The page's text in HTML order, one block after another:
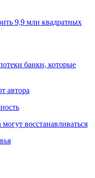
9,9 млн квадратных
банки, которые
автора
восстанавливаться